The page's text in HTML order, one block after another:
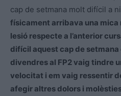
cap de setmana molt difícil a
físicament arribava una mica
lesió respecte a l’anterior
difícil aquest cap de setmana
divendres al FP2 vaig tindre
velocitat i em vaig ressentir
afegir altres dolors i